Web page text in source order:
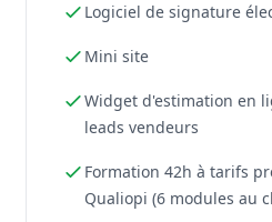
Logiciel de signature
Mini site
Widget d'estimation en
leads vendeurs
Formation 42h à tarifs
Qualiopi (6 modules au